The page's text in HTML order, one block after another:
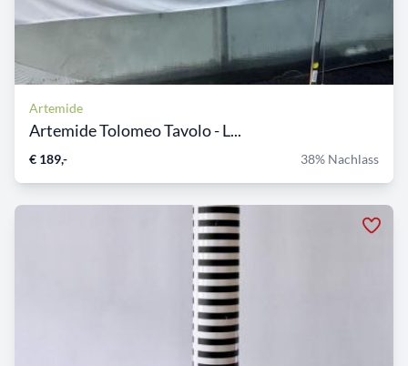
Artemide
Artemide Tolomeo Tavolo - L...
€ 189,- 38% Nachlass